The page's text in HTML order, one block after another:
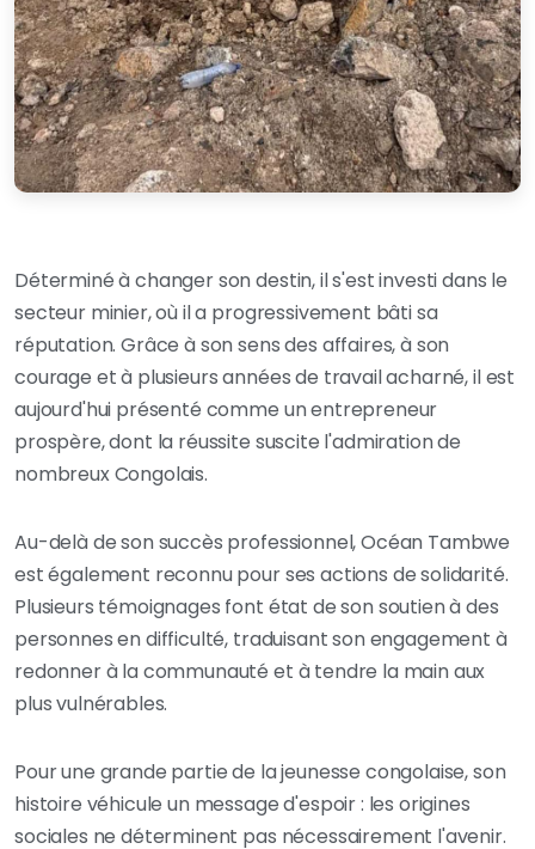
Déterminé à changer son destin, il s'est investi dans le
secteur minier, où il a progressivement bâti sa
réputation. Grâce à son sens des affaires, à son
courage et à plusieurs années de travail acharné, il est
aujourd'hui présenté comme un entrepreneur
prospère, dont la réussite suscite l'admiration de
nombreux Congolais.
Au-delà de son succès professionnel, Océan Tambwe
est également reconnu pour ses actions de solidarité.
Plusieurs témoignages font état de son soutien à des
personnes en difficulté, traduisant son engagement à
redonner à la communauté et à tendre la main aux
plus vulnérables.
Pour une grande partie de la jeunesse congolaise, son
histoire véhicule un message d'espoir : les origines
sociales ne déterminent pas nécessairement l'avenir.